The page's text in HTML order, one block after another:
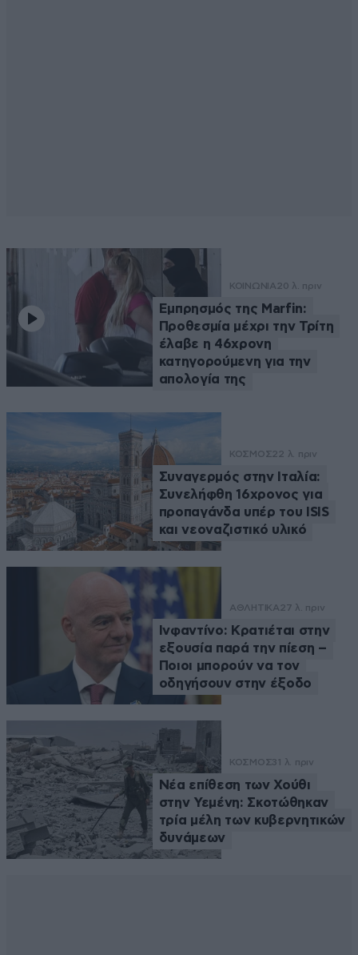
ΚΟΙΝΩΝΙΑ20 λ. πριν
Εμπρησμός της Marfin:
Προθεσμία μέχρι την Τρίτη
έλαβε η 46χρονη
κατηγορούμενη για την
απολογία της
ΚΟΣΜΟΣ22 λ. πριν
Συναγερμός στην Ιταλία:
Συνελήφθη 16χρονος για
προπαγάνδα υπέρ του ISIS
και νεοναζιστικό υλικό
ΑΘΛΗΤΙΚΑ27 λ. πριν
Ινφαντίνο: Κρατιέται στην
εξουσία παρά την πίεση –
Ποιοι μπορούν να τον
οδηγήσουν στην έξοδο
ΚΟΣΜΟΣ31 λ. πριν
Νέα επίθεση των Χούθι
στην Υεμένη: Σκοτώθηκαν
τρία μέλη των κυβερνητικών
δυνάμεων